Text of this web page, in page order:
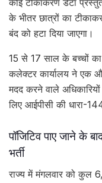
कोई टीकाकरण डेटा
के भीतर छात्रों का
बंद को हटा दिया जाएगा।
15 से 17 साल के बच्चों
कलेक्टर कार्यालय ने एक
मदद करने वाले
लिए आईपीसी की धारा-
पॉजिटिव पाए जाने के
भर्ती
राज्य में मंगलवार को कुल